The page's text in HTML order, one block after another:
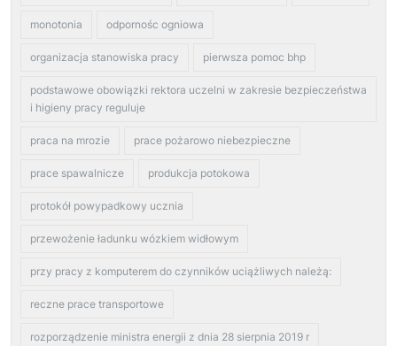
monotonia odpornośc ogniowa
organizacja stanowiska pracy pierwsza pomoc bhp
podstawowe obowiązki rektora uczelni w zakresie bezpieczeństwa
i higieny pracy reguluje
praca na mrozie prace pożarowo niebezpieczne
prace spawalnicze produkcja potokowa
protokół powypadkowy ucznia
przewożenie ładunku wózkiem widłowym
przy pracy z komputerem do czynników uciążliwych należą:
reczne prace transportowe
rozporządzenie ministra energii z dnia 28 sierpnia 2019 r